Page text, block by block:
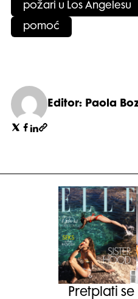
požari u Los Angelesu
pomoć
Editor: Paola
Pretplati